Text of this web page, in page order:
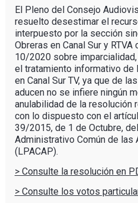
El Pleno del Consejo
resuelto desestimar el
interpuesto por la sección
Obreras en Canal Sur y
10/2020 sobre
el tratamiento informativo de
en Canal Sur TV, ya que de
aducen no se infiere ningún
anulabilidad de la resolución
con lo dispuesto con el
39/2015, de 1 de Octubre,
Administrativo Común de
(LPACAP).
> Consulte la resolución en
> Consulte los votos